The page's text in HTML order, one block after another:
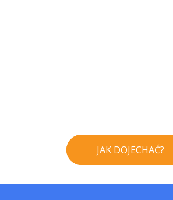
JAK DOJECHAĆ?